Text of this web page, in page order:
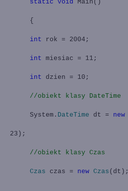
static void Main ()
{
int rok = 2004;
int miesiac = 11;
int dzien = 10;
//obiekt klasy DateTime
System. DateTime dt = new
23);
//obiekt klasy Czas
Czas czas = new Czas (dt);